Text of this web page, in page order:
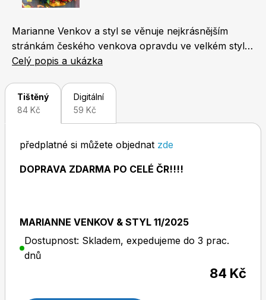
Chip
Dětské časopisy
Burda Easy
Burda Pletení
Marianne Venkov a styl se věnuje nejkrásnějším
stránkám českého venkova opravdu ve velkém stylu.
Zachycuje život na vesnici ze všech aspektů - od
domácích zvířat, tradiční řemesla, dětské hry až po
recepty z regionálních surovin a nezapomíná ani na
nejčerstvější módní trendy.Zajímavé informace si tu
milovníci domácích mazlíčků nebo děti, které prostě
obrázkové časopisy milují.
Celý popis a ukázka
Tištěný
84 Kč
Digitální
59 Kč
předplatné si můžete objednat zde
DOPRAVA ZDARMA PO CELÉ ČR!!!!
MARIANNE VENKOV & STYL 11/2025
Dostupnost: Skladem, expedujeme do 3 prac.
dnů
84 Kč